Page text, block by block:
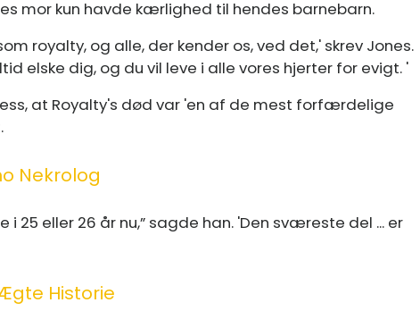
mor kun havde kærlighed til hendes barnebarn.
royalty, og alle, der kender os, ved det,' skrev Jones.
elske dig, og du vil leve i alle vores hjerter for evigt. '
at Royalty's død var 'en af ​​de mest forfærdelige
Nekrolog
25 eller 26 år nu,” sagde han. 'Den sværeste del ... er
Historie